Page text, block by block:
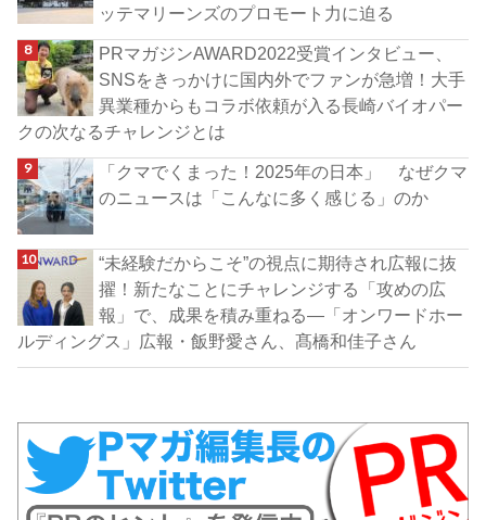
ッテマリーンズのプロモート力に迫る
PRマガジンAWARD2022受賞インタビュー、
SNSをきっかけに国内外でファンが急増！大手
異業種からもコラボ依頼が入る長崎バイオパー
クの次なるチャレンジとは
「クマでくまった！2025年の日本」 なぜクマ
のニュースは「こんなに多く感じる」のか
“未経験だからこそ”の視点に期待され広報に抜
擢！新たなことにチャレンジする「攻めの広
報」で、成果を積み重ねる―「オンワードホー
ルディングス」広報・飯野愛さん、髙橋和佳子さん